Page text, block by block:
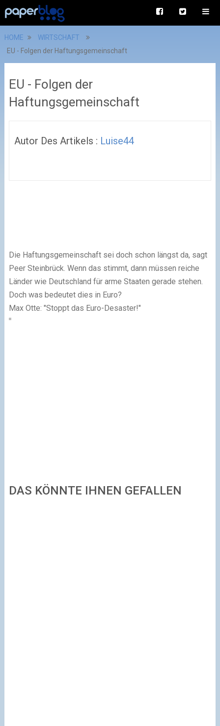
HOME
WIRTSCHAFT
EU - Folgen der Haftungsgemeinschaft
EU - Folgen der
Haftungsgemeinschaft
Autor Des Artikels : Luise44
Die Haftungsgemeinschaft sei doch schon längst da, sagt
Peer Steinbrück. Wenn das stimmt, dann müssen reiche
Länder wie Deutschland für arme Staaten gerade stehen.
Doch was bedeutet dies in Euro?
Max Otte: "Stoppt das Euro-Desaster!"
DAS KÖNNTE IHNEN GEFALLEN